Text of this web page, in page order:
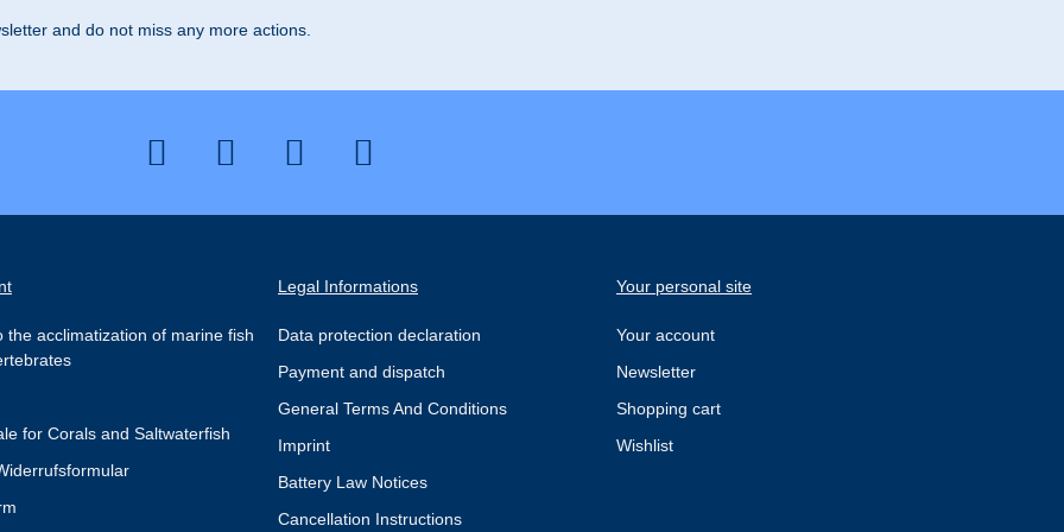
and do not miss any more actions.
the acclimatization of marine fish
for Corals and Saltwaterfish
Legal Informations
Data protection declaration
Payment and dispatch
General Terms And Conditions
Imprint
Battery Law Notices
Cancellation Instructions
Your personal site
Your account
Newsletter
Shopping cart
Wishlist